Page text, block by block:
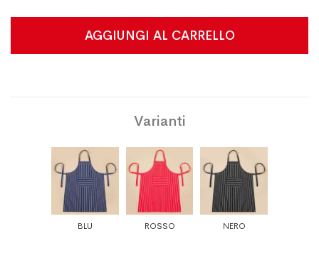
AGGIUNGI AL CARRELLO
Varianti
BLU ROSSO NERO